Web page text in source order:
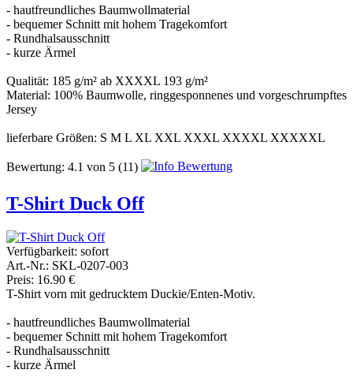
- hautfreundliches Baumwollmaterial
- bequemer Schnitt mit hohem Tragekomfort
- Rundhalsausschnitt
- kurze Ärmel
Qualität: 185 g/m² ab XXXXL 193 g/m²
Material: 100% Baumwolle, ringgesponnenes und vorgeschrumpftes
Jersey
lieferbare Größen: S M L XL XXL XXXL XXXXL XXXXXL
Bewertung: 4.1 von 5 (11)
T-Shirt Duck Off
Verfügbarkeit: sofort
Art.-Nr.: SKL-0207-003
Preis: 16.90 €
T-Shirt vorn mit gedrucktem Duckie/Enten-Motiv.
- hautfreundliches Baumwollmaterial
- bequemer Schnitt mit hohem Tragekomfort
- Rundhalsausschnitt
- kurze Ärmel